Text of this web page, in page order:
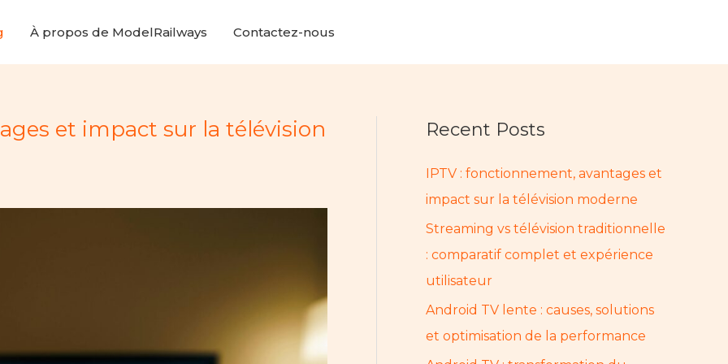
À propos de ModelRailways Contactez-nous
et impact sur la télévision
Recent Posts
IPTV : fonctionnement, avantages et
impact sur la télévision moderne
Streaming vs télévision traditionnelle
: comparatif complet et expérience
utilisateur
Android TV lente : causes, solutions
et optimisation de la performance